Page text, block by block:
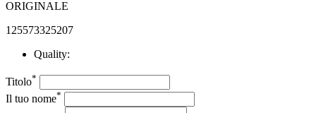
ORIGINALE
125573325207
Quality:
Titolo*
Il tuo nome*